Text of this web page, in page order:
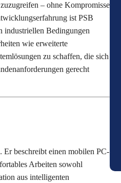
– ohne Kompromisse
ist PSB
industriellen Bedingungen
wie erweiterte
zu schaffen, die sich
gerecht
Er beschreibt einen mobilen PC-
Arbeiten sowohl
aus intelligenten